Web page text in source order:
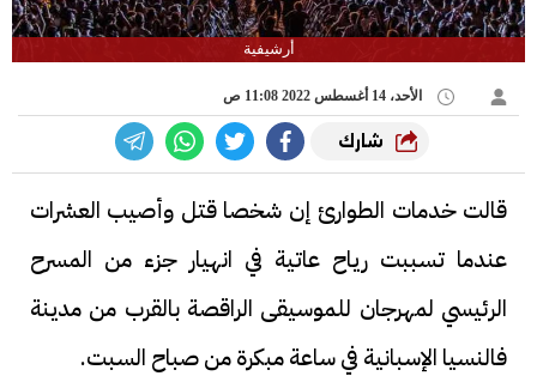
أرشيفية
الأحد، 14 أغسطس 2022 11:08 ص
شارك
قالت خدمات الطوارئ إن شخصا قتل وأصيب العشرات
عندما تسببت رياح عاتية في انهيار جزء من المسرح
الرئيسي لمهرجان للموسيقى الراقصة بالقرب من مدينة
فالنسيا الإسبانية في ساعة مبكرة من صباح السبت.